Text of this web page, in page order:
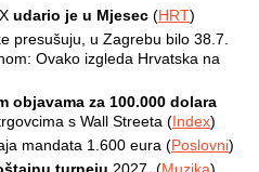
udario je u Mjesec (HRT)
presušuju, u Zagrebu bilo 38.7.
Ovako izgleda Hrvatska na
objavama za 100.000 dolara
s Wall Streeta (Index)
mandata 1.600 eura (Poslovni)